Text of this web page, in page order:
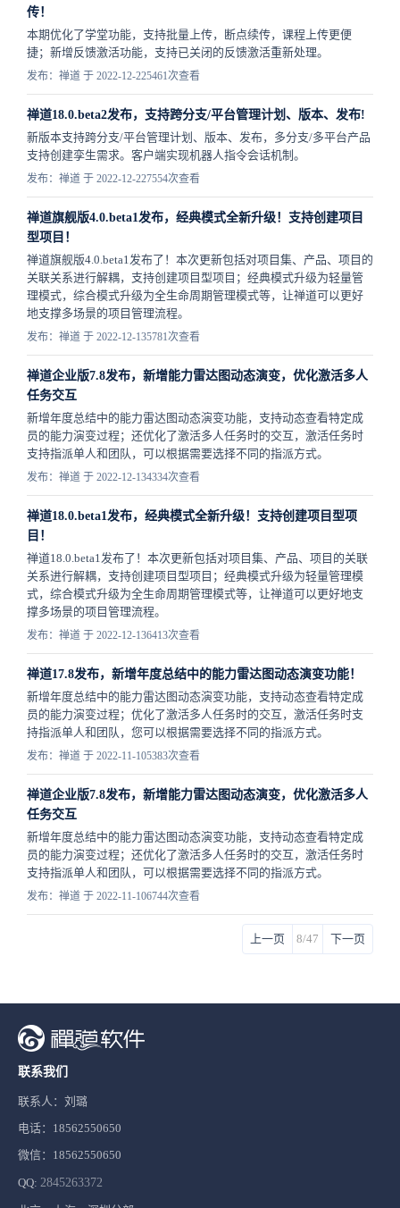
传！
本期优化了学堂功能，支持批量上传，断点续传，课程上传更便
捷；新增反馈激活功能，支持已关闭的反馈激活重新处理。
发布：禅道 于 2022-12-225461次查看
禅道18.0.beta2发布，支持跨分支/平台管理计划、版本、发布!
新版本支持跨分支/平台管理计划、版本、发布，​多分支/多平台产品
支持创建孪生需求。客户端实现机器人指令会话机制。
发布：禅道 于 2022-12-227554次查看
禅道旗舰版4.0.beta1发布，经典模式全新升级！支持创建项目
型项目！
禅道旗舰版4.0.beta1发布了！本次更新包括对项目集、产品、项目的
关联关系进行解耦，支持创建项目型项目；经典模式升级为轻量管
理模式，综合模式升级为全生命周期管理模式等，让禅道可以更好
地支撑多场景的项目管理流程。
发布：禅道 于 2022-12-135781次查看
禅道企业版7.8发布，新增能力雷达图动态演变，优化激活多人
任务交互
新增年度总结中的能力雷达图动态演变功能，支持动态查看特定成
员的能力演变过程；还优化了激活多人任务时的交互，激活任务时
支持指派单人和团队，可以根据需要选择不同的指派方式。
发布：禅道 于 2022-12-134334次查看
禅道18.0.beta1发布，经典模式全新升级！支持创建项目型项
目！
禅道18.0.beta1发布了！本次更新包括对项目集、产品、项目的关联
关系进行解耦，支持创建项目型项目；经典模式升级为轻量管理模
式，综合模式升级为全生命周期管理模式等，让禅道可以更好地支
撑多场景的项目管理流程。
发布：禅道 于 2022-12-136413次查看
禅道17.8发布，新增年度总结中的能力雷达图动态演变功能！
新增年度总结中的能力雷达图动态演变功能，支持动态查看特定成
员的能力演变过程；优化了激活多人任务时的交互，激活任务时支
持指派单人和团队，您可以根据需要选择不同的指派方式。
发布：禅道 于 2022-11-105383次查看
禅道企业版7.8发布，新增能力雷达图动态演变，优化激活多人
任务交互
新增年度总结中的能力雷达图动态演变功能，支持动态查看特定成
员的能力演变过程；还优化了激活多人任务时的交互，激活任务时
支持指派单人和团队，可以根据需要选择不同的指派方式。
发布：禅道 于 2022-11-106744次查看
上一页 8/47 下一页
联系我们
联系人：刘璐
电话：18562550650
微信：18562550650
QQ: 2845263372